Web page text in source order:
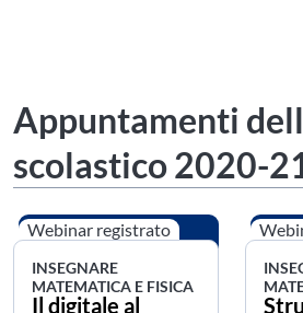
Appuntamenti
scolastico 2020-
Webinar registrato
INSEGNARE
MATEMATICA E FISICA
Il digitale al